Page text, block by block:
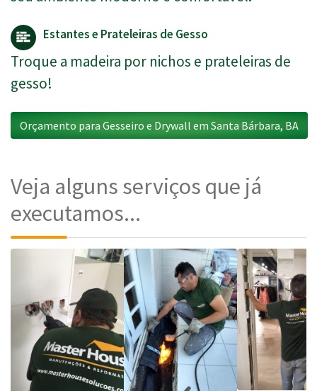
Estantes e Prateleiras de Gesso
Troque a madeira por nichos e prateleiras de
gesso!
Orçamento para Gesseiro e Drywall em Santa Bárbara, BA
Veja alguns serviços que já
executamos...